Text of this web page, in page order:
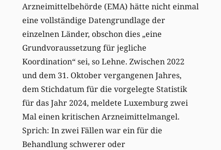
Arzneimittelbehörde (EMA) hätte nicht einmal
eine vollständige Datengrundlage der
einzelnen Länder, obschon dies „eine
Grundvoraussetzung für jegliche
Koordination“ sei, so Lehne. Zwischen 2022
und dem 31. Oktober vergangenen Jahres,
dem Stichdatum für die vorgelegte Statistik
für das Jahr 2024, meldete Luxemburg zwei
Mal einen kritischen Arzneimittelmangel.
Sprich: In zwei Fällen war ein für die
Behandlung schwerer oder